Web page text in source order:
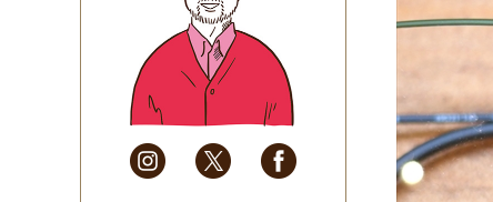
2025年6月(48)
2025年5月
(41)
2025年4月
(32)
2025年3月(31)
2025年2月
(28)
2025年1月
(34)